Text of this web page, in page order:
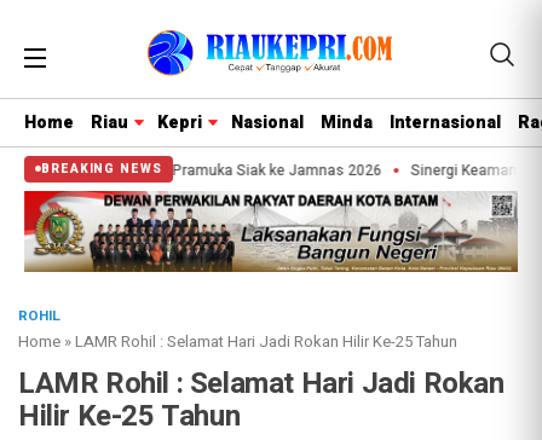
Home Riau Kepri Nasional Minda Internasional
BREAKING NEWS
lepas Kontingen Pramuka Siak ke Jamnas 2026 Sinergi Keamanan Jadi
ROHIL
Home »LAMR Rohil : Selamat Hari Jadi Rokan Hilir Ke-25 Tahun
LAMR Rohil : Selamat Hari Jadi Rokan
Hilir Ke-25 Tahun